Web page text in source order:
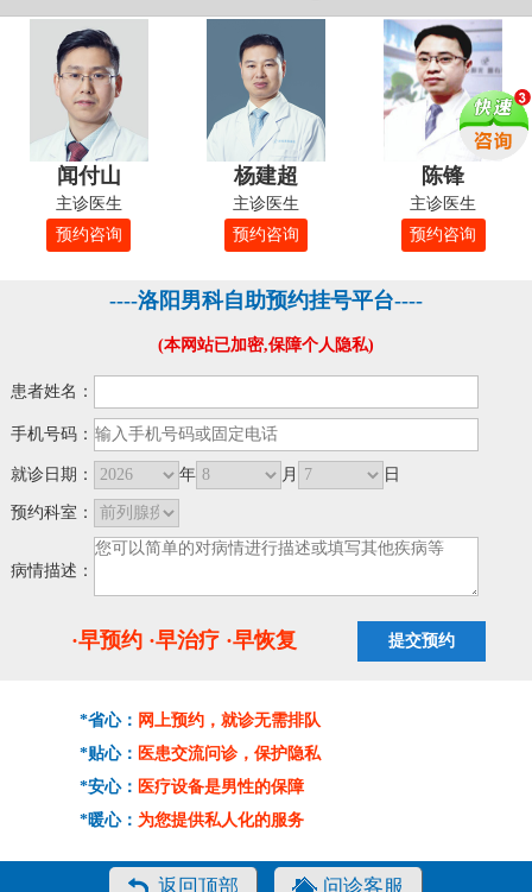
闻付山
主诊医生
预约咨询
杨建超
主诊医生
预约咨询
陈锋
主诊医生
预约咨询
----洛阳男科自助预约挂号平台----
(本网站已加密,保障个人隐私)
患者姓名：
手机号码：
就诊日期： 年 月 日
预约科室：
病情描述：
·早预约 ·早治疗 ·早恢复
*省心： 网上预约，就诊无需排队
*贴心： 医患交流问诊，保护隐私
*安心： 医疗设备是男性的保障
*暖心： 为您提供私人化的服务
返回顶部 问诊客服